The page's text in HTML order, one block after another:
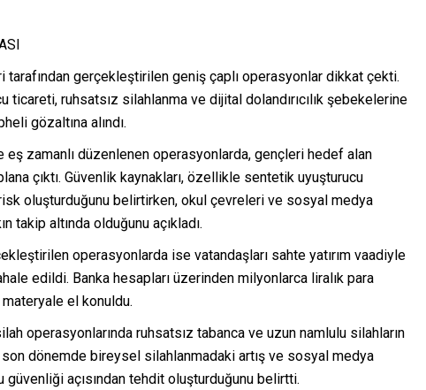
gerçekleştirilen geniş çaplı operasyonlar dikkat çekti.
ruhsatsız silahlanma ve dijital dolandırıcılık şebekelerine
gözaltına alındı.
zamanlı düzenlenen operasyonlarda, gençleri hedef alan
çıktı. Güvenlik kaynakları, özellikle sentetik uyuşturucu
oluşturduğunu belirtirken, okul çevreleri ve sosyal medya
takip altında olduğunu açıkladı.
operasyonlarda ise vatandaşları sahte yatırım vaadiyle
edildi. Banka hesapları üzerinden milyonlarca liralık para
el konuldu.
operasyonlarında ruhsatsız tabanca ve uzun namlulu silahların
dönemde bireysel silahlanmadaki artış ve sosyal medya
açısından tehdit oluşturduğunu belirtti.